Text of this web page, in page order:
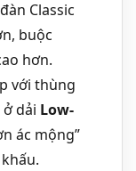
Classic
buộc
hơn.
với thùng
dải Low-
ác mộng”